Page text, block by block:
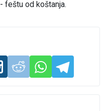
feštu od koštanja.